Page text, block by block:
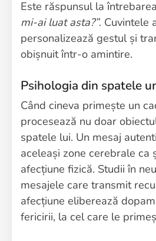
Este răspunsul la
mi-ai luat asta?”. Cuvintele
personalizează gestul și
obișnuit într-o amintire.
Psihologia din spatele
Când cineva primește un
procesează nu doar
spatele lui. Un mesaj
aceleași zone cerebrale ca
afecțiune fizică. Studii în
mesajele care transmit
afecțiune eliberează
fericirii, la cel care le